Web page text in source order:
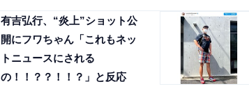
有吉弘行、“炎上”ショット公
開にフワちゃん「これもネッ
トニュースにされる
の！！？？！！？」と反応